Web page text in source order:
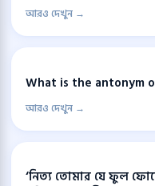
আরও দেখুন →
What is the antonym
আরও দেখুন →
‘নিত্য তোমার যে ফুল